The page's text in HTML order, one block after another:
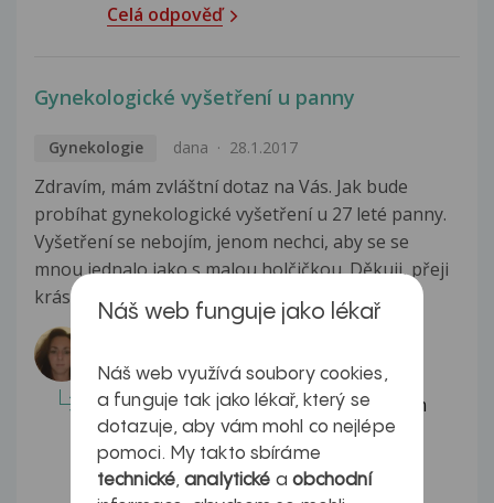
Celá odpověď
Gynekologické vyšetření u panny
Gynekologie dana 28.1.2017
Zdravím, mám zvláštní dotaz na Vás. Jak bude
probíhat gynekologické vyšetření u 27 leté panny.
Vyšetření se nebojím, jenom nechci, aby se se
mnou jednalo jako s malou holčičkou. Děkuji, přeji
krásný den Zobrazit více
MUDr. Barbora Suchecká
Dobrý den, začíná se obvykle odběrem
anamnézy (osobní anamnéza-zda se s
něčím léčíte, rodinná- kdy se...
Celá odpověď
Náš web funguje jako lékař
Náš web využívá soubory cookies,
a funguje tak jako lékař, který se
dotazuje, aby vám mohl co nejlépe
pomoci. My takto sbíráme
technické,analytické a obchodní